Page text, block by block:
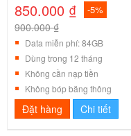
850.000 ₫ -5%
900.000 ₫
Data miễn phí: 84GB
Dùng trong 12 tháng
Không cần nạp tiền
Không bóp băng thông
Đặt hàng Chi tiết